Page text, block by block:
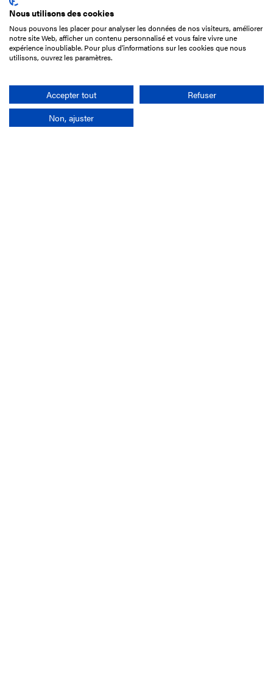
15 Boulevard de Douaumont
75017 Paris
01 49 10 20 29
Rechercher
Nous utilisons des cookies
Nous pouvons les placer pour analyser les données de nos visiteurs, améliorer
notre site Web, afficher un contenu personnalisé et vous faire vivre une
expérience inoubliable. Pour plus d'informations sur les cookies que nous
utilisons, ouvrez les paramètres.
Accepter tout
Refuser
Non, ajuster